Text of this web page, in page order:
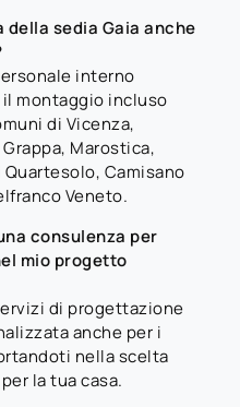
sedia Gaia anche
interno
montaggio incluso
di Vicenza,
Marostica,
Camisano
Veneto.
consulenza per
mio progetto
di progettazione
anche per i
nella scelta
la tua casa.